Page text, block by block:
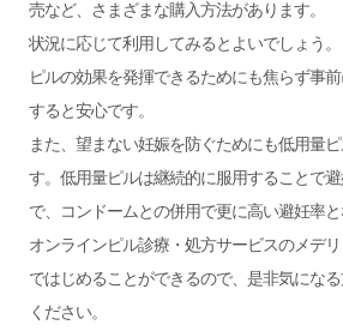
売など、さまざまな購入方法があります。
状況に応じて利用してみるとよいでしょう
ピルの効果を発揮できるためにも焦らず事
すると安心です。
また、望まない妊娠を防ぐためにも低用量
す。低用量ピルは継続的に服用することで
で、コンドームとの併用で更に高い避妊率と
オンラインピル診療・処方サービスのメデ
ではじめることができるので、是非気にな
ください。